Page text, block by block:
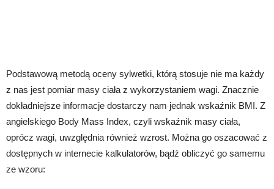
Podstawową metodą oceny sylwetki, którą stosuje nie ma każdy
z nas jest pomiar masy ciała z wykorzystaniem wagi. Znacznie
dokładniejsze informacje dostarczy nam jednak wskaźnik BMI. Z
angielskiego Body Mass Index, czyli wskaźnik masy ciała,
oprócz wagi, uwzględnia również wzrost. Można go oszacować z
dostępnych w internecie kalkulatorów, bądź obliczyć go samemu
ze wzoru: